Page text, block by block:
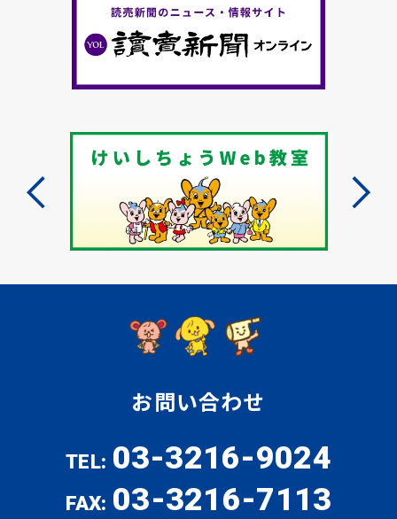
お問い合わせ
TEL: 03-3216-9024
FAX: 03-3216-7113